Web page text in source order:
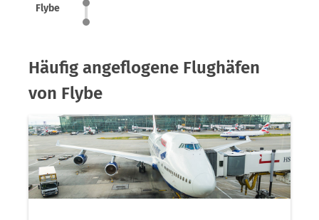
Flybe
Häufig angeflogene Flughäfen
von Flybe